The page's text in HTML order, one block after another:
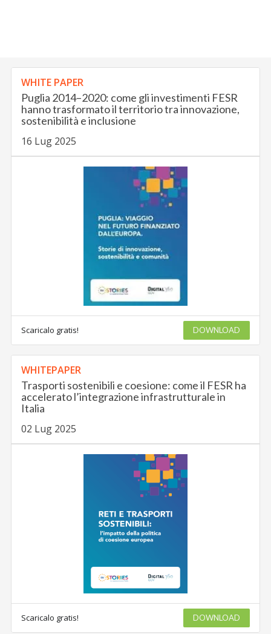
WHITE PAPER
Puglia 2014–2020: come gli investimenti FESR
hanno trasformato il territorio tra innovazione,
sostenibilità e inclusione
16 Lug 2025
Scaricalo gratis! DOWNLOAD
WHITEPAPER
Trasporti sostenibili e coesione: come il FESR ha
accelerato l’integrazione infrastrutturale in
Italia
02 Lug 2025
Scaricalo gratis! DOWNLOAD